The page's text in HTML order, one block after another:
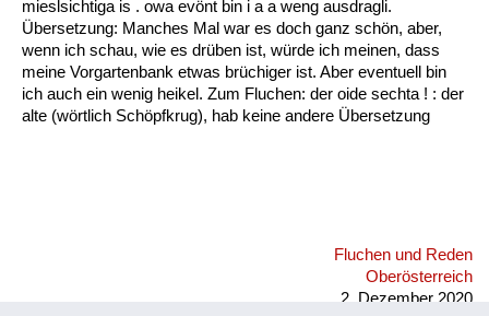
mieslsichtiga is . owa evönt bin i a a weng ausdragli.
Übersetzung: Manches Mal war es doch ganz schön, aber,
wenn ich schau, wie es drüben ist, würde ich meinen, dass
meine Vorgartenbank etwas brüchiger ist. Aber eventuell bin
ich auch ein wenig heikel. Zum Fluchen: der oide sechta ! : der
alte (wörtlich Schöpfkrug), hab keine andere Übersetzung
Fluchen und Reden
Oberösterreich
2. Dezember 2020